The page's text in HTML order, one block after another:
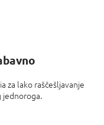
za lako raščešljavanje
jednoroga.